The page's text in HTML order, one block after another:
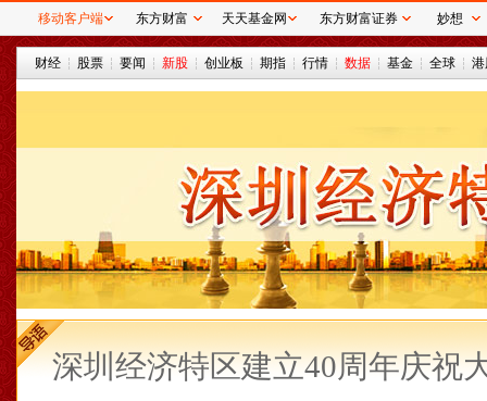
财经 股票 要闻 新股 创业板 期指 行情 数据 基金 全球
深圳经济特区建立40周年庆祝
移动客户端 东方财富 天天基金网 东方财富证券 妙想